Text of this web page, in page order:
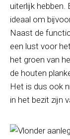
uiterlijk hebben.
ideaal om
Naast de
een lust voor
het groen van
de houten
Het is dus ook
in het bezit zijn